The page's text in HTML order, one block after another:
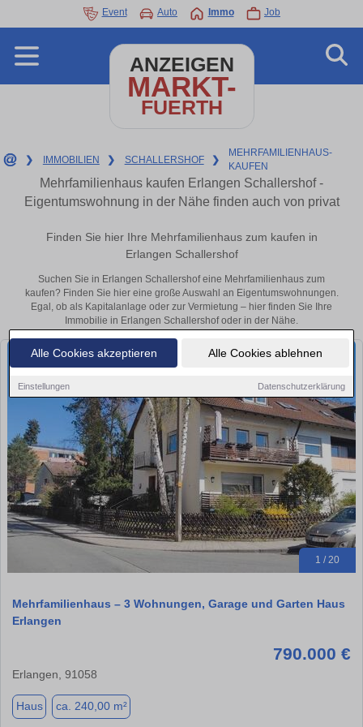
Alle Cookies akzeptieren Alle Cookies ablehnen
Einstellungen Datenschutzerklärung
Event Auto Immo Job
ANZEIGEN
MARKT-
FUERTH
❯ IMMOBILIEN ❯ SCHALLERSHOF ❯
MEHRFAMILIENHAUS-
KAUFEN
Mehrfamilienhaus kaufen Erlangen Schallershof -
Eigentumswohnung in der Nähe finden auch von privat
Finden Sie hier Ihre Mehrfamilienhaus zum kaufen in
Erlangen Schallershof
Suchen Sie in Erlangen Schallershof eine Mehrfamilienhaus zum
kaufen? Finden Sie hier eine große Auswahl an Eigentumswohnungen.
Egal, ob als Kapitalanlage oder zur Vermietung – hier finden Sie Ihre
Immobilie in Erlangen Schallershof oder in der Nähe.
1 / 20
Mehrfamilienhaus – 3 Wohnungen, Garage und Garten Haus
Erlangen
790.000 €
Erlangen, 91058
Haus ca. 240,00 m²